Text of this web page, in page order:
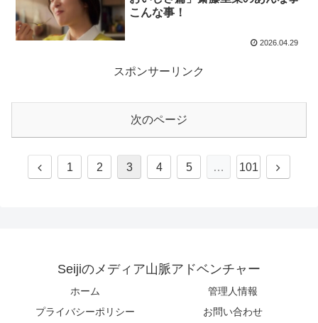
こんな事！
2026.04.29
スポンサーリンク
次のページ
1 2 3 4 5 … 101
Seijiのメディア山脈アドベンチャー
ホーム
管理人情報
プライバシーポリシー
お問い合わせ